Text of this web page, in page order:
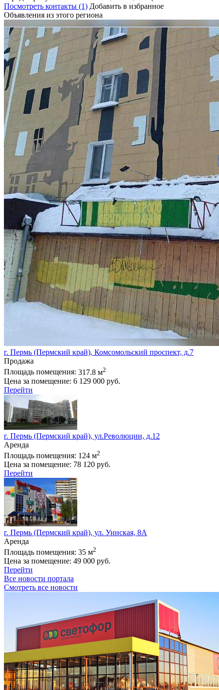
Посмотреть контакты (1) Добавить в избранное
Объявления из этого региона
г. Пермь (Пермский край), Комсомольский проспект, д.7
Продажа
Площадь помещения: 317.8 м2
Цена за помещение: 6 129 000 руб.
Перейти
г. Пермь (Пермский край), ул.Революции, д.12
Аренда
Площадь помещения: 124 м2
Цена за помещение: 78 120 руб.
Перейти
г. Пермь (Пермский край), ул. Уинская, 8А
Аренда
Площадь помещения: 35 м2
Цена за помещение: 49 000 руб.
Перейти
Все новости портала
Смотреть все новости